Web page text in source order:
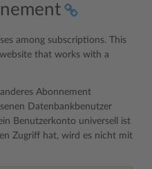
among subscriptions. This
that works with a
Abonnement
Datenbankbenutzer
Benutzerkonto universell ist
Zugriff hat, wird es nicht mit